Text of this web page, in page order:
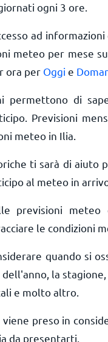
ogni 3 ore.
ad informazioni
meteo per mese
ora per Oggi e
permettono di
Previsioni
meteo in Ilia.
ti sarà di aiuto
al meteo in
previsioni
le condizioni
quando si
la
e molto altro.
preso in
da presentarti.